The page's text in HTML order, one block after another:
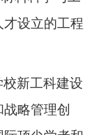
设立的工程
新工科建设
略管理创